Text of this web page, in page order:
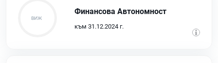
Финансова Автономност
към 31.12.2024 г.